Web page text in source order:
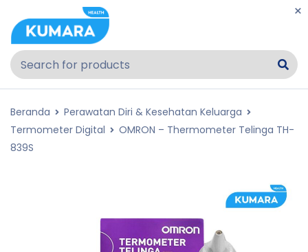
Beranda
Perawatan Diri & Kesehatan Keluarga
Termometer Digital
OMRON – Thermometer Telinga TH-
839S